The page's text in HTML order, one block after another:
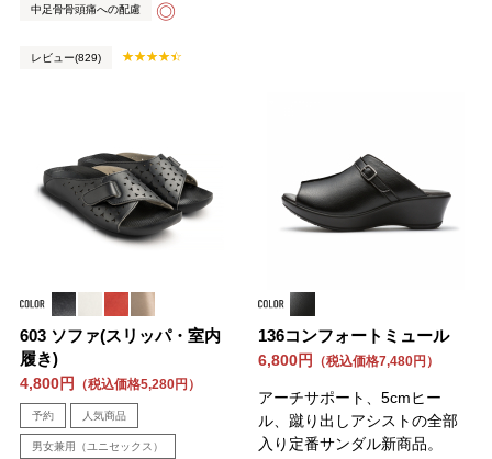
中足骨骨頭痛への配慮 ◎
レビュー(829)
603 ソファ(スリッパ・室内
履き)
4,800円 （税込価格5,280円）
予約 人気商品
男女兼用（ユニセックス）
136コンフォートミュール
6,800円 （税込価格7,480円）
アーチサポート、5cmヒー
ル、蹴り出しアシストの全部
入り定番サンダル新商品。